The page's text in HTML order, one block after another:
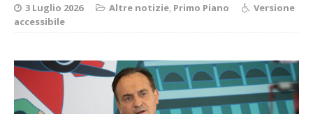
3 Luglio 2026 Altre notizie, Primo Piano
Versione
accessibile